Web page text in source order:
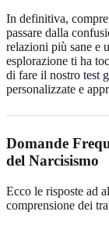
In definitiva,
passare dalla
relazioni più sane e
esplorazione ti ha
di fare il nostro test
personalizzate e
Domande
del Narcisismo
Ecco le risposte ad
comprensione dei